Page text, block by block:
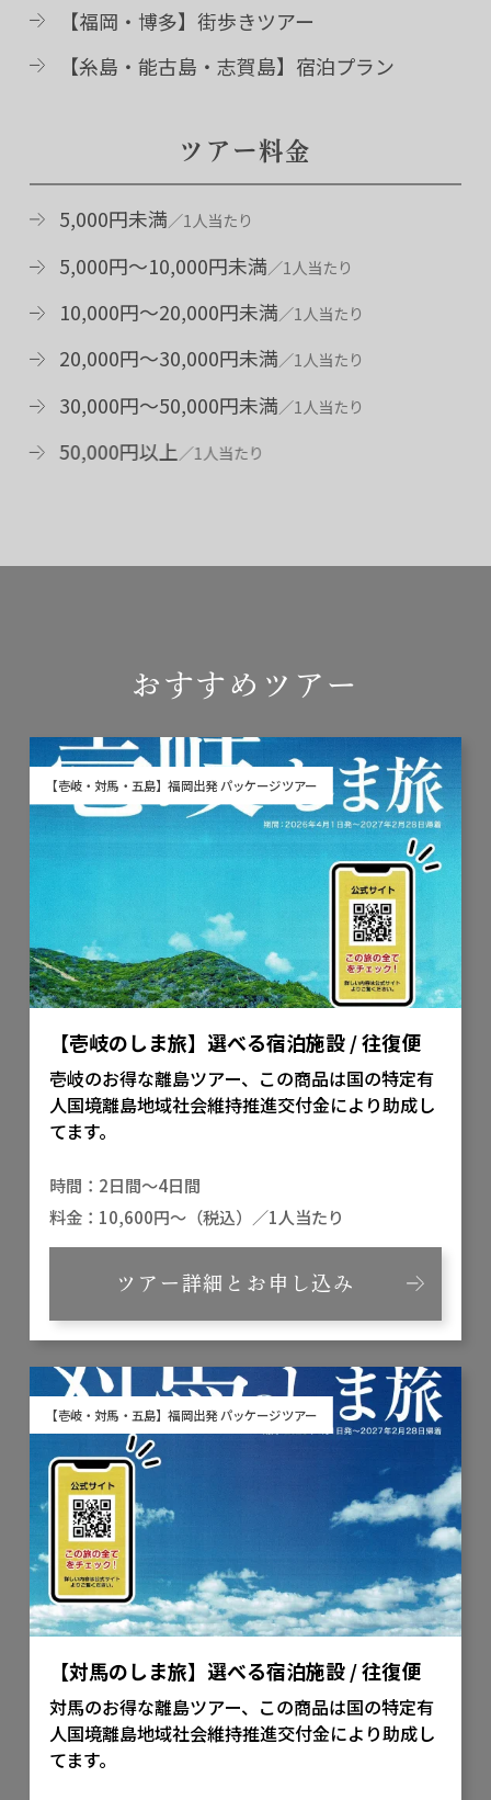
【福岡・博多】街歩きツアー
【糸島・能古島・志賀島】宿泊プラン
ツア ー料金
5,000円未満
5,000円～10,000円未満
10,000円～20,000円未満
20,000円～30,000円未満
30,000円～50,000円未満
50,000円以上
おすすめツアー
【壱岐・対馬・五島】福岡出発 パッケージツアー
【壱岐のしま旅】選べる宿泊施設 / 往復便
壱岐のお得な離島ツアー、この商品は国の特定有
人国境離島地域社会維持推進交付金により助成し
てます。
2日間～4日間
10,600円～（税込）／1人当たり
ツアー詳細とお申し込み
【壱岐・対馬・五島】福岡出発 パッケージツアー
【対馬のしま旅】選べる宿泊施設 / 往復便
対馬のお得な離島ツアー、この商品は国の特定有
人国境離島地域社会維持推進交付金により助成し
てます。